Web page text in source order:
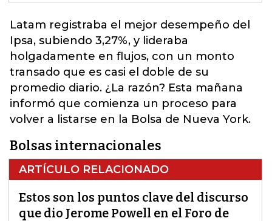
Latam registraba el mejor desempeño del
Ipsa, subiendo 3,27%, y lideraba
holgadamente en flujos, con un monto
transado que es casi el doble de su
promedio diario. ¿La razón? Esta mañana
informó que comienza un proceso para
volver a listarse en la Bolsa de Nueva York.
Bolsas internacionales
ARTÍCULO RELACIONADO
Estos son los puntos clave del discurso
que dio Jerome Powell en el Foro de